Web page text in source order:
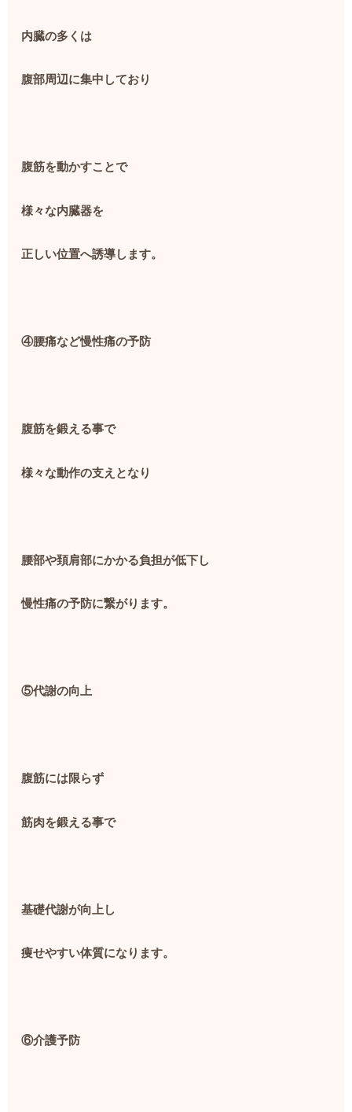
内臓の多くは
腹部周辺に集中しており
腹筋を動かすことで
様々な内臓器を
正しい位置へ誘導します。
④腰痛など慢性痛の予防
腹筋を鍛える事で
様々な動作の支えとなり
腰部や頚肩部にかかる負担が低下し
慢性痛の予防に繋がります。
⑤代謝の向上
腹筋には限らず
筋肉を鍛える事で
基礎代謝が向上し
痩せやすい体質になります。
⑥介護予防